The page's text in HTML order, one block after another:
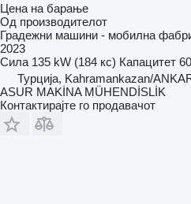
Цена на барање
Од производителот
Градежни машини - мобилна
2023
Сила 135 kW (184 кс) Капацитет
Турција, Kahramankazan/
ASUR MAKİNA MÜHENDİSLİK
Контактирајте го продавачот